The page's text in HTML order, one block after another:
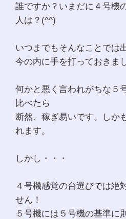
誰ですか？いまだに４号機
人は？(^^)
いつまでもそんなことでは
今の内に手を打っておきま
何かと悪く言われがちな５
比べたら
断然、稼ぎ易いです。しか
れます。
しかし・・・
４号機感覚の台選びでは絶
せん！
５号機には５号機の基準に